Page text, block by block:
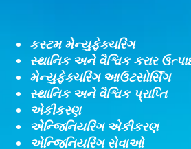
કસ્ટમ મેન્યુફેક્ચરિંગ
સ્થાનિક અને વૈશ્વિક કરાર
મેન્યુફેક્ચરિંગ આઉટસોર્સિંગ
સ્થાનિક અને વૈશ્વિક પ્રાપ્તિ
એકીકરણ​
એન્જિનિયરિંગ એકીકરણ​
એન્જિનિયરિંગ સેવાઓ